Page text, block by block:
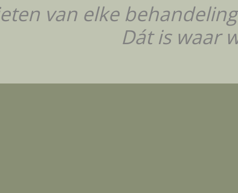
van elke
Dát is waar